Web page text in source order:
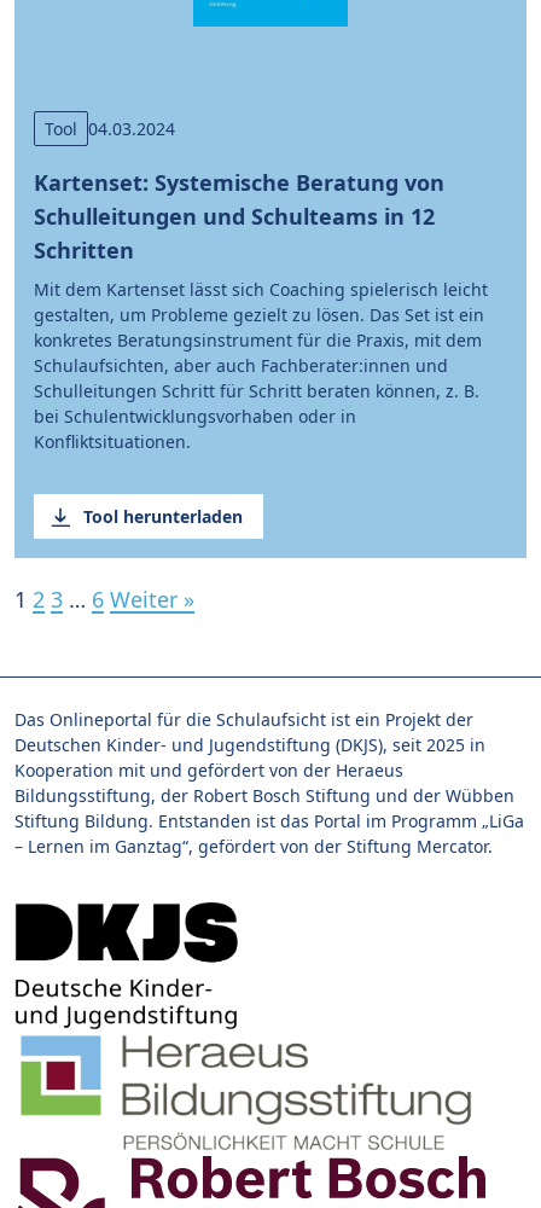
Tool 04.03.2024
Kartenset: Systemische Beratung von
Schulleitungen und Schulteams in 12
Schritten
Mit dem Kartenset lässt sich Coaching spielerisch leicht
gestalten, um Probleme gezielt zu lösen. Das Set ist ein
konkretes Beratungsinstrument für die Praxis, mit dem
Schulaufsichten, aber auch Fachberater:innen und
Schulleitungen Schritt für Schritt beraten können, z. B.
bei Schulentwicklungsvorhaben oder in
Konfliktsituationen.
Tool herunterladen
1 2 3 … 6 Weiter »
Das Onlineportal für die Schulaufsicht ist ein Projekt der
Deutschen Kinder- und Jugendstiftung (DKJS), seit 2025 in
Kooperation mit und gefördert von der Heraeus
Bildungsstiftung, der Robert Bosch Stiftung und der Wübben
Stiftung Bildung. Entstanden ist das Portal im Programm „LiGa
– Lernen im Ganztag“, gefördert von der Stiftung Mercator.